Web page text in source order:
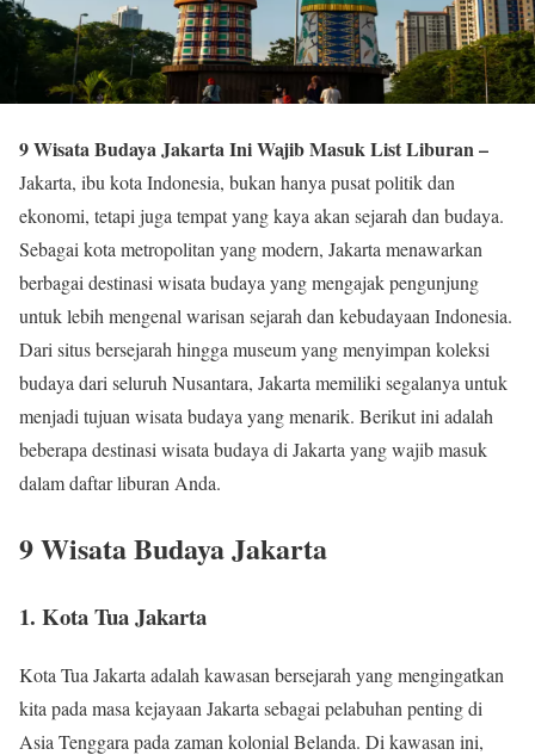
9 Wisata Budaya Jakarta Ini Wajib Masuk List Liburan –
Jakarta, ibu kota Indonesia, bukan hanya pusat politik dan
ekonomi, tetapi juga tempat yang kaya akan sejarah dan budaya.
Sebagai kota metropolitan yang modern, Jakarta menawarkan
berbagai destinasi wisata budaya yang mengajak pengunjung
untuk lebih mengenal warisan sejarah dan kebudayaan Indonesia.
Dari situs bersejarah hingga museum yang menyimpan koleksi
budaya dari seluruh Nusantara, Jakarta memiliki segalanya untuk
menjadi tujuan wisata budaya yang menarik. Berikut ini adalah
beberapa destinasi wisata budaya di Jakarta yang wajib masuk
dalam daftar liburan Anda.
9 Wisata Budaya Jakarta
1. Kota Tua Jakarta
Kota Tua Jakarta adalah kawasan bersejarah yang mengingatkan
kita pada masa kejayaan Jakarta sebagai pelabuhan penting di
Asia Tenggara pada zaman kolonial Belanda. Di kawasan ini,